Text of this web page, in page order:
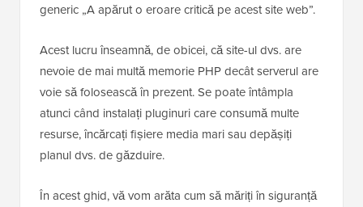
generic „A apărut o eroare critică pe acest site web”.
Acest lucru înseamnă, de obicei, că site-ul dvs. are
nevoie de mai multă memorie PHP decât serverul are
voie să folosească în prezent. Se poate întâmpla
atunci când instalați pluginuri care consumă multe
resurse, încărcați fișiere media mari sau depășiți
planul dvs. de găzduire.
În acest ghid, vă vom arăta cum să măriți în siguranță